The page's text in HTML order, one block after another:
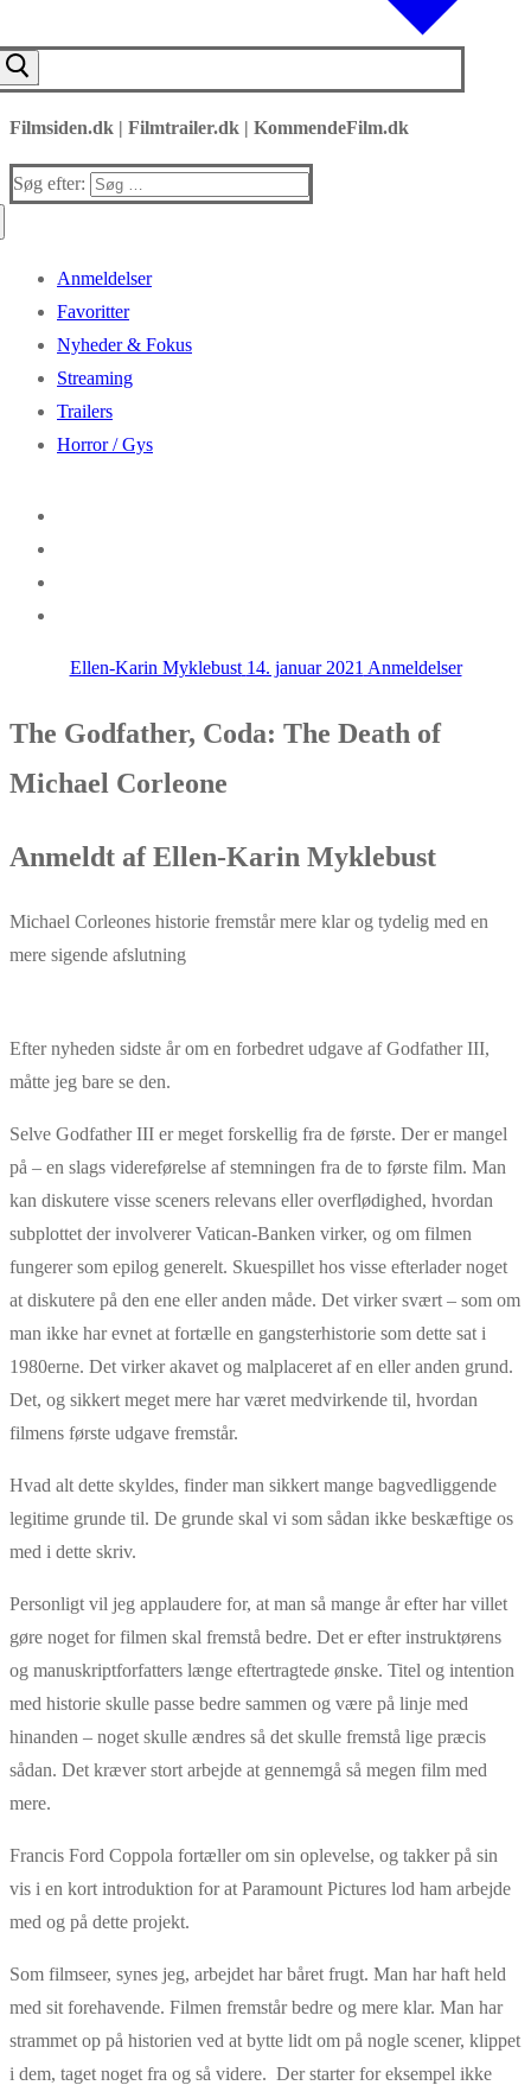
Filmsiden.dk | Filmtrailer.dk | KommendeFilm.dk
Søg efter:
Anmeldelser
Favoritter
Nyheder & Fokus
Streaming
Trailers
Horror / Gys
Ellen-Karin Myklebust 14. januar 2021 Anmeldelser
The Godfather, Coda: The Death of
Michael Corleone
Anmeldt af Ellen-Karin Myklebust
Michael Corleones historie fremstår mere klar og tydelig med en
mere sigende afslutning
Efter nyheden sidste år om en forbedret udgave af Godfather III,
måtte jeg bare se den.
Selve Godfather III er meget forskellig fra de første. Der er mangel
på – en slags videreførelse af stemningen fra de to første film. Man
kan diskutere visse sceners relevans eller overflødighed, hvordan
subplottet der involverer Vatican-Banken virker, og om filmen
fungerer som epilog generelt. Skuespillet hos visse efterlader noget
at diskutere på den ene eller anden måde. Det virker svært – som om
man ikke har evnet at fortælle en gangsterhistorie som dette sat i
1980erne. Det virker akavet og malplaceret af en eller anden grund.
Det, og sikkert meget mere har været medvirkende til, hvordan
filmens første udgave fremstår.
Hvad alt dette skyldes, finder man sikkert mange bagvedliggende
legitime grunde til. De grunde skal vi som sådan ikke beskæftige os
med i dette skriv.
Personligt vil jeg applaudere for, at man så mange år efter har villet
gøre noget for filmen skal fremstå bedre. Det er efter instruktørens
og manuskriptforfatters længe eftertragtede ønske. Titel og intention
med historie skulle passe bedre sammen og være på linje med
hinanden – noget skulle ændres så det skulle fremstå lige præcis
sådan. Det kræver stort arbejde at gennemgå så megen film med
mere.
Francis Ford Coppola fortæller om sin oplevelse, og takker på sin
vis i en kort introduktion for at Paramount Pictures lod ham arbejde
med og på dette projekt.
Som filmseer, synes jeg, arbejdet har båret frugt. Man har haft held
med sit forehavende. Filmen fremstår bedre og mere klar. Man har
strammet op på historien ved at bytte lidt om på nogle scener, klippet
i dem, taget noget fra og så videre. Der starter for eksempel ikke